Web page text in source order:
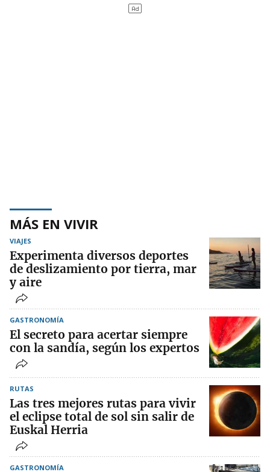
MÁS EN VIVIR
VIAJES
Experimenta diversos deportes
de deslizamiento por tierra, mar
y aire
GASTRONOMÍA
El secreto para acertar siempre
con la sandía, según los expertos
RUTAS
Las tres mejores rutas para vivir
el eclipse total de sol sin salir de
Euskal Herria
GASTRONOMÍA